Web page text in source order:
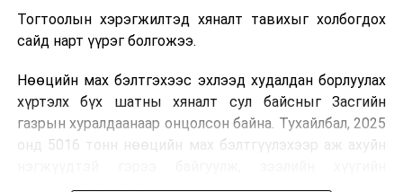
Мөн газрын тосны бүтээгдэхүүн, шатахууныг хилээр
шуурхай нэвтрүүлэх, тээвэрлэх, буулгах, гадаад
хөнгөвчлөх, шаардлага хангасан зөвшөөрлийн
хүсэлтийг түргэн шийдвэрлэх, шатахууны
нийлүүлэлтийн тогтвортой байдлыг хангахыг
холбогдох сайд нарт үүрэг болголоо.
Тогтоолын хэрэгжилтэд хяналт тавихыг холбогдох
сайд нарт үүрэг болгожээ.
Нөөцийн мах бэлтгэхээс эхлээд худалдан борлуулах
хүртэлх бүх шатны хяналт сул байсныг Засгийн
газрын хуралдаанаар онцолсон байна. Тухайлбал, 2025
онд 5016 тонн нөөцийн мах бэлтгүүлэхээр аж ахуйн
хөнгөлөлт үзүүлжээ.